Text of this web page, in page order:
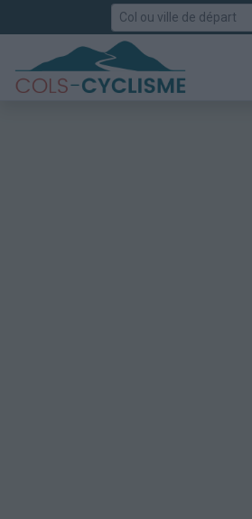
Rechercher